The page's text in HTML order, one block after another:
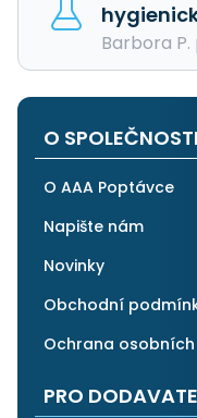
Barbora
O SPOLEČNOSTI
O AAA Poptávce
Napište nám
Novinky
Obchodní
Ochrana
PRO